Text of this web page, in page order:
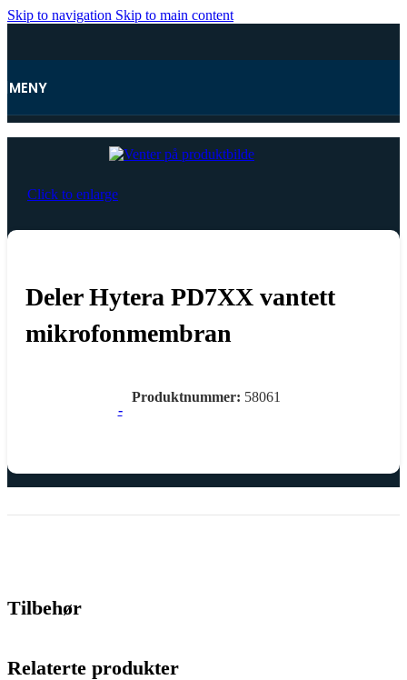
Skip to navigation Skip to main content
MENY
Hjem
Click to enlarge
Deler Hytera PD7XX vantett
mikrofonmembran
-
Produktnummer: 58061
Tilbehør
Relaterte produkter